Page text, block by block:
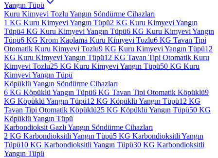
Yangın Tüpü
Kuru Kimyevi Tozlu Yangın Söndürme Cihazları
1 KG Kuru Kimyevi Yangın Tüpü2 KG Kuru Kimyevi Yangın
Tüpü4 KG Kuru Kimyevi Yangın Tüpü6 KG Kuru Kimyevi Yangın
Tüpü6 KG Krom Kaplama Kuru Kimyevi Tozlu6 KG Tavan Tipi
Otomatik Kuru Kimyevi Tozlu9 KG Kuru Kimyevi Yangın Tüpü12
KG Kuru Kimyevi Yangın Tüpü12 KG Tavan Tipi Otomatik Kuru
Kimyevi Tozlu25 KG Kuru Kimyevi Yangın Tüpü50 KG Kuru
Kimyevi Yangın Tüpü
Köpüklü Yangın Söndürme Cihazları
6 KG Köpüklü Yangın Tüpü6 KG Tavan Tipi Otomatik Köpüklü9
KG Köpüklü Yangın Tüpü12 KG Köpüklü Yangın Tüpü12 KG
Tavan Tipi Otomatik Köpüklü25 KG Köpüklü Yangın Tüpü50 KG
Köpüklü Yangın Tüpü
Karbondioksit Gazlı Yangın Söndürme Cihazları
2 KG Karbondioksitli Yangın Tüpü5 KG Karbondioksitli Yangın
Tüpü10 KG Karbondioksitli Yangın Tüpü30 KG Karbondioksitli
Yangın Tüpü